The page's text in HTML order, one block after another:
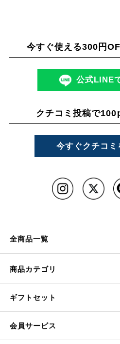
今すぐ使える300円
公式LINE
クチコミ投稿で
今すぐクチコミ
全商品一覧
商品カテゴリ
ギフトセット
会員サービス